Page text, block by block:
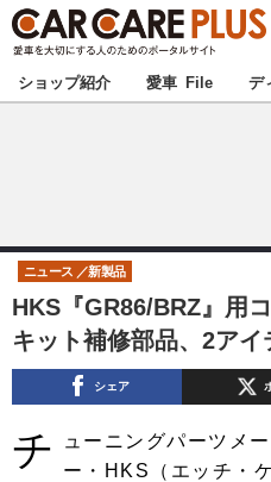
★カーケアプラス認定★ 厳
甲信越
東海
中国
九州
ショップ紹介 愛車 File デ
HKS『GR86/BRZ』用
キット補修部品、2アイ
ニュース 新製品
シェア
チ
ューニングパーツメ
ー・HKS（エッチ・ケ